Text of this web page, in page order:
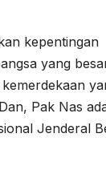
kepentingan
yang
Pak Nas
Jenderal